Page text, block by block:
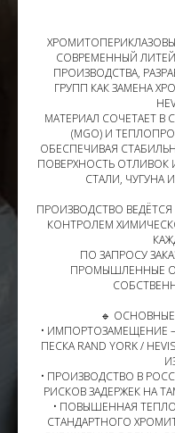
СОВРЕМЕННЫЙ
ПРОИЗВОДСТВА,
ГРУПП КАК ЗАМЕНА
МАТЕРИАЛ СОЧЕТАЕТ В
(MGO) И
ОБЕСПЕЧИВАЯ
ПОВЕРХНОСТЬ ОТЛИВОК
СТАЛИ, ЧУГУНА
ПРОИЗВОДСТВО ВЕДЁТСЯ
КОНТРОЛЕМ
ПО ЗАПРОСУ
ПРОМЫШЛЕННЫЕ
🔹
• ИМПОРТОЗАМЕЩЕНИЕ
ПЕСКА RAND YORK /
• ПРОИЗВОДСТВО В
РИСКОВ ЗАДЕРЖЕК НА
• ПОВЫШЕННАЯ
СТАНДАРТНОГО